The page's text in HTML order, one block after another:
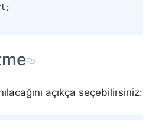
;
açıkça seçebilirsiniz: